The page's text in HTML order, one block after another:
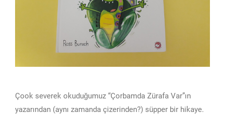
Çook severek okuduğumuz “Çorbamda Zürafa Var”ın
yazarından (aynı zamanda çizerinden?) süpper bir hikaye.